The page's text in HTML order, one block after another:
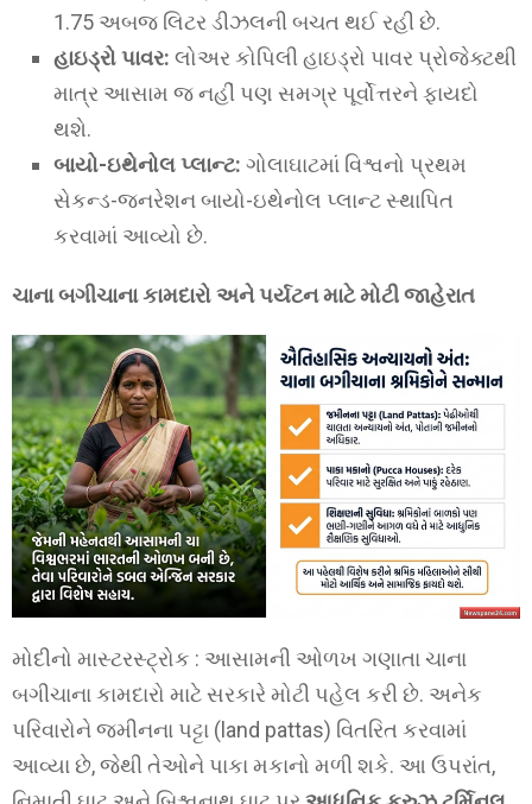
1.75 અબજ લિટર ડીઝલની બચત થઈ રહી છે.
હાઇડ્રો પાવર: લોઅર કોપિલી હાઇડ્રો પાવર પ્રોજેક્ટથી
માત્ર આસામ જ નહીં પણ સમગ્ર પૂર્વોત્તરને ફાયદો
થશે.
બાયો-ઇથેનોલ પ્લાન્ટ: ગોલાઘાટમાં વિશ્વનો પ્રથમ
સેકન્ડ-જનરેશન બાયો-ઇથેનોલ પ્લાન્ટ સ્થાપિત
કરવામાં આવ્યો છે.
ચાના બગીચાના કામદારો અને પર્યટન માટે મોટી જાહેરાત
મોદીનો માસ્ટરસ્ટ્રોક : આસામની ઓળખ ગણાતા ચાના
બગીચાના કામદારો માટે સરકારે મોટી પહેલ કરી છે. અનેક
પરિવારોને જમીનના પટ્ટા (land pattas) વિતરિત કરવામાં
આવ્યા છે, જેથી તેઓને પાકા મકાનો મળી શકે. આ ઉપરાંત,